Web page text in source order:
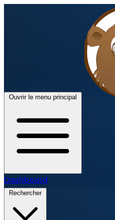
Ouvrir le menu principal
Dashboard
Rechercher